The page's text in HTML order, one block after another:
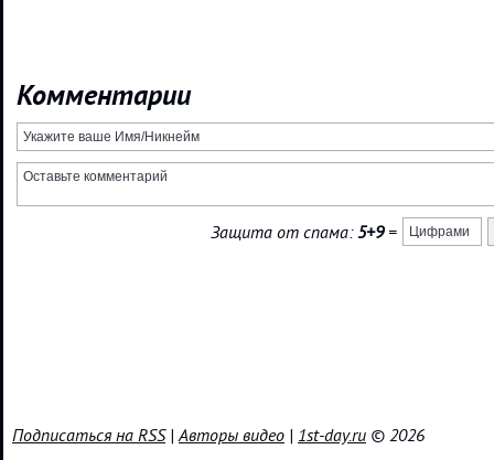
Комментарии
Защита от спама:5+9=
Подписаться на RSS|Авторы видео | 1st-day.ru © 2026